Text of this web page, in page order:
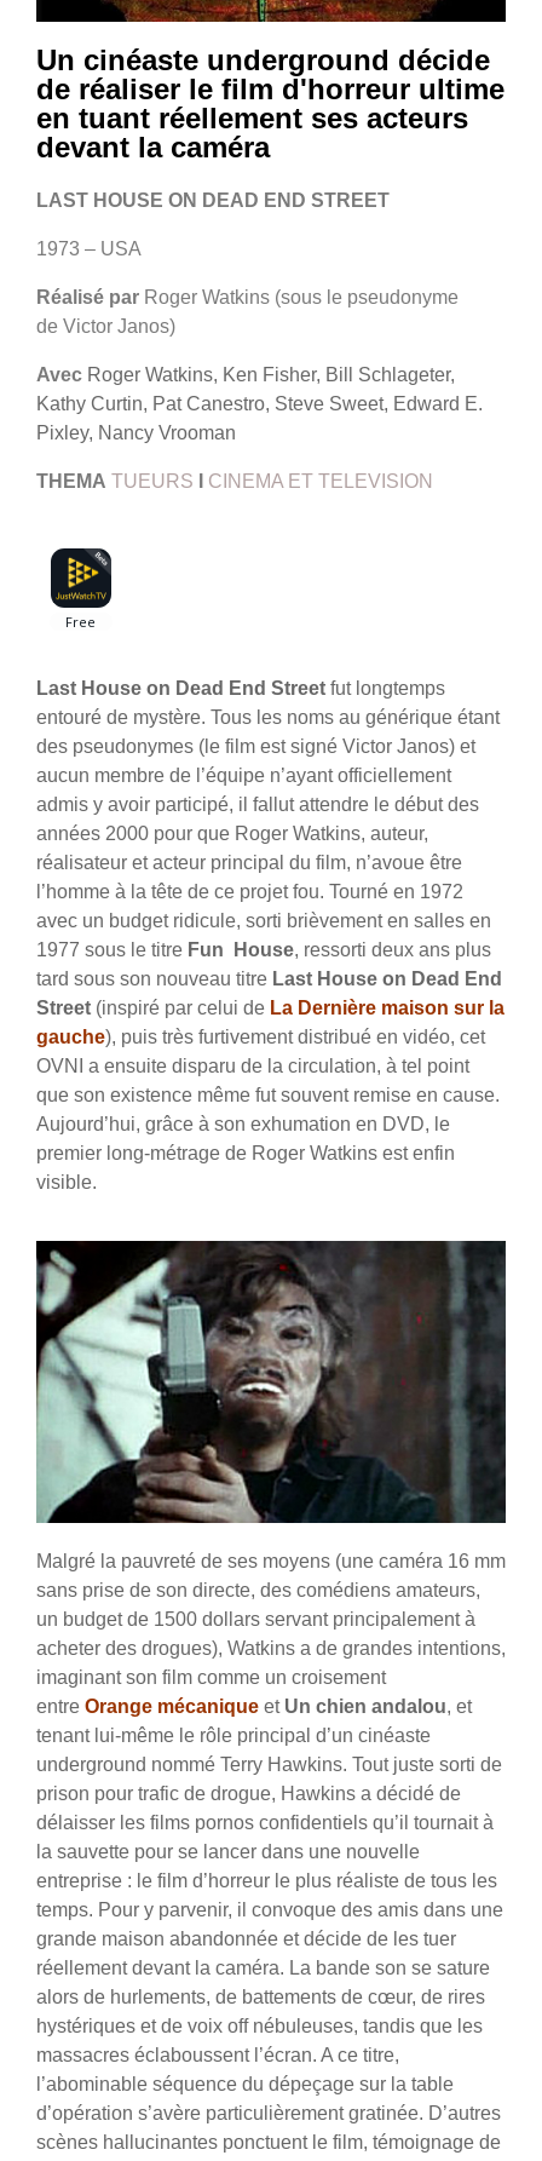
Un cinéaste underground décide
de réaliser le film d'horreur ultime
en tuant réellement ses acteurs
devant la caméra
LAST HOUSE ON DEAD END STREET
1973 – USA
Réalisé par Roger Watkins (sous le pseudonyme
de Victor Janos)
Avec Roger Watkins, Ken Fisher, Bill Schlageter,
Kathy Curtin, Pat Canestro, Steve Sweet, Edward E.
Pixley, Nancy Vrooman
THEMA TUEURS CINEMA ET TELEVISION
Last House on Dead End Street fut longtemps
entouré de mystère. Tous les noms au générique étant
des pseudonymes (le film est signé Victor Janos) et
aucun membre de l’équipe n’ayant officiellement
admis y avoir participé, il fallut attendre le début des
années 2000 pour que Roger Watkins, auteur,
réalisateur et acteur principal du film, n’avoue être
l’homme à la tête de ce projet fou. Tourné en 1972
avec un budget ridicule, sorti brièvement en salles en
1977 sous le titre Fun House, ressorti deux ans plus
tard sous son nouveau titre Last House on Dead End
Street (inspiré par celui de La Dernière maison sur la
gauche), puis très furtivement distribué en vidéo, cet
OVNI a ensuite disparu de la circulation, à tel point
que son existence même fut souvent remise en cause.
Aujourd’hui, grâce à son exhumation en DVD, le
premier long-métrage de Roger Watkins est enfin
visible.
Malgré la pauvreté de ses moyens (une caméra 16 mm
sans prise de son directe, des comédiens amateurs,
un budget de 1500 dollars servant principalement à
acheter des drogues), Watkins a de grandes intentions,
imaginant son film comme un croisement
entre Orange mécanique et Un chien andalou, et
tenant lui-même le rôle principal d’un cinéaste
underground nommé Terry Hawkins. Tout juste sorti de
prison pour trafic de drogue, Hawkins a décidé de
délaisser les films pornos confidentiels qu’il tournait à
la sauvette pour se lancer dans une nouvelle
entreprise : le film d’horreur le plus réaliste de tous les
temps. Pour y parvenir, il convoque des amis dans une
grande maison abandonnée et décide de les tuer
réellement devant la caméra. La bande son se sature
alors de hurlements, de battements de cœur, de rires
hystériques et de voix off nébuleuses, tandis que les
massacres éclaboussent l’écran. A ce titre,
l’abominable séquence du dépeçage sur la table
d’opération s’avère particulièrement gratinée. D’autres
scènes hallucinantes ponctuent le film, témoignage de